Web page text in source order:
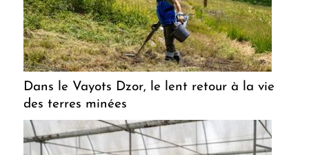
Dans le Vayots Dzor, le lent retour à la vie
des terres minées